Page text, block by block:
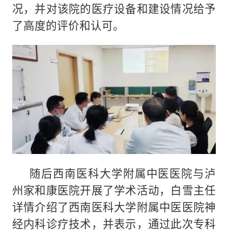
况，并对该院的医疗设备和建设情况给予
了高度的评价和认可。
随后西南医科大学附属中医医院与泸
州家和康医院开展了学术活动，白雪主任
详情介绍了西南医科大学附属中医医院神
经内科诊疗技术，并表示，通过此次专科